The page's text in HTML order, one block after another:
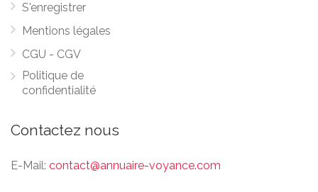
S'enregistrer
Mentions légales
CGU - CGV
Politique de
confidentialité
Contactez nous
E-Mail: contact@annuaire-voyance.com